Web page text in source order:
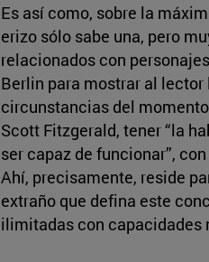
Es así como, sobre la
erizo sólo sabe una, pero
relacionados con
Berlin para mostrar al
circunstancias del
Scott Fitzgerald, tener “la
ser capaz de funcionar”,
Ahí, precisamente, reside
extraño que defina este
ilimitadas con capacidades